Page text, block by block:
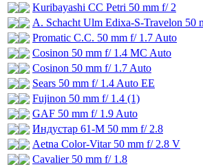
Kuribayashi CC Petri 50 mm f/ 2
A. Schacht Ulm Edixa-S-Travelon 50
Promatic C.C. 50 mm f/ 1.7 Auto
Cosinon 50 mm f/ 1.4 MC Auto
Cosinon 50 mm f/ 1.7 Auto
Sears 50 mm f/ 1.4 Auto EE
Fujinon 50 mm f/ 1.4 (1)
GAF 50 mm f/ 1.9 Auto
Индустар 61-М 50 mm f/ 2.8
Aetna Color-Vitar 50 mm f/ 2.8 V
Cavalier 50 mm f/ 1.8